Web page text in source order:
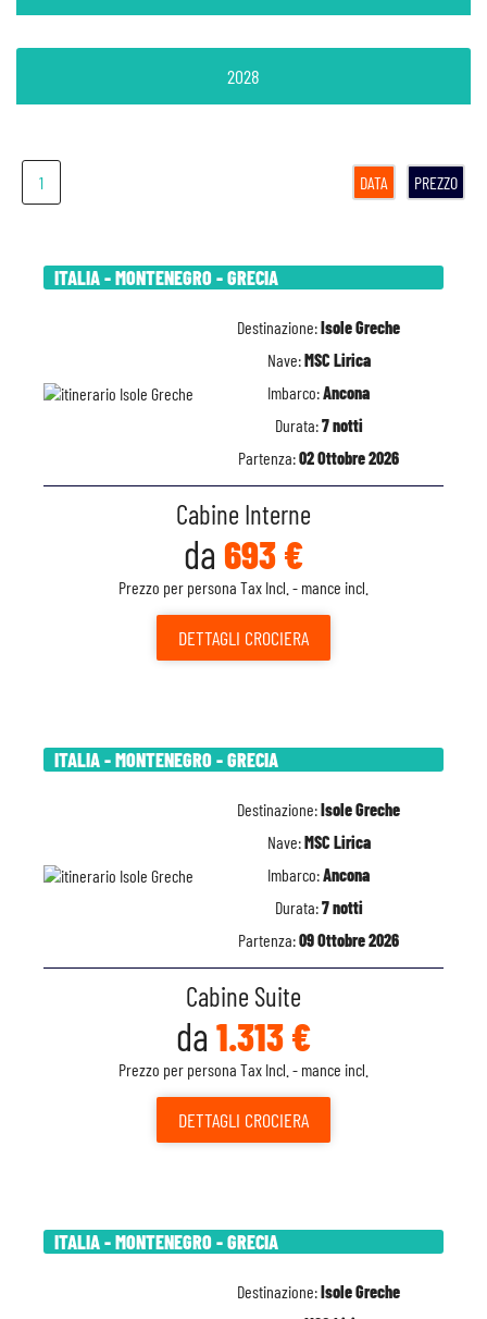
1 DATA PREZZO
ITALIA - MONTENEGRO - GRECIA
Destinazione:Isole Greche
Nave:MSC Lirica
Imbarco:Ancona
Durata:7 notti
Partenza:02 Ottobre 2026
Cabine Interne
da 693 €
Prezzo per persona Tax Incl. - mance incl.
DETTAGLI CROCIERA
ITALIA - MONTENEGRO - GRECIA
Destinazione:Isole Greche
Nave:MSC Lirica
Imbarco:Ancona
Durata:7 notti
Partenza:09 Ottobre 2026
Cabine Suite
da 1.313 €
Prezzo per persona Tax Incl. - mance incl.
DETTAGLI CROCIERA
ITALIA - MONTENEGRO - GRECIA
Destinazione:Isole Greche
2028